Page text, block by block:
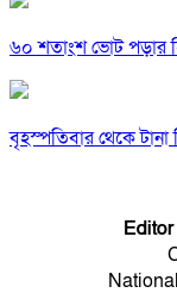
৬০ শতাংশ ভোট পড়ার
বৃহস্পতিবার থেকে টানা